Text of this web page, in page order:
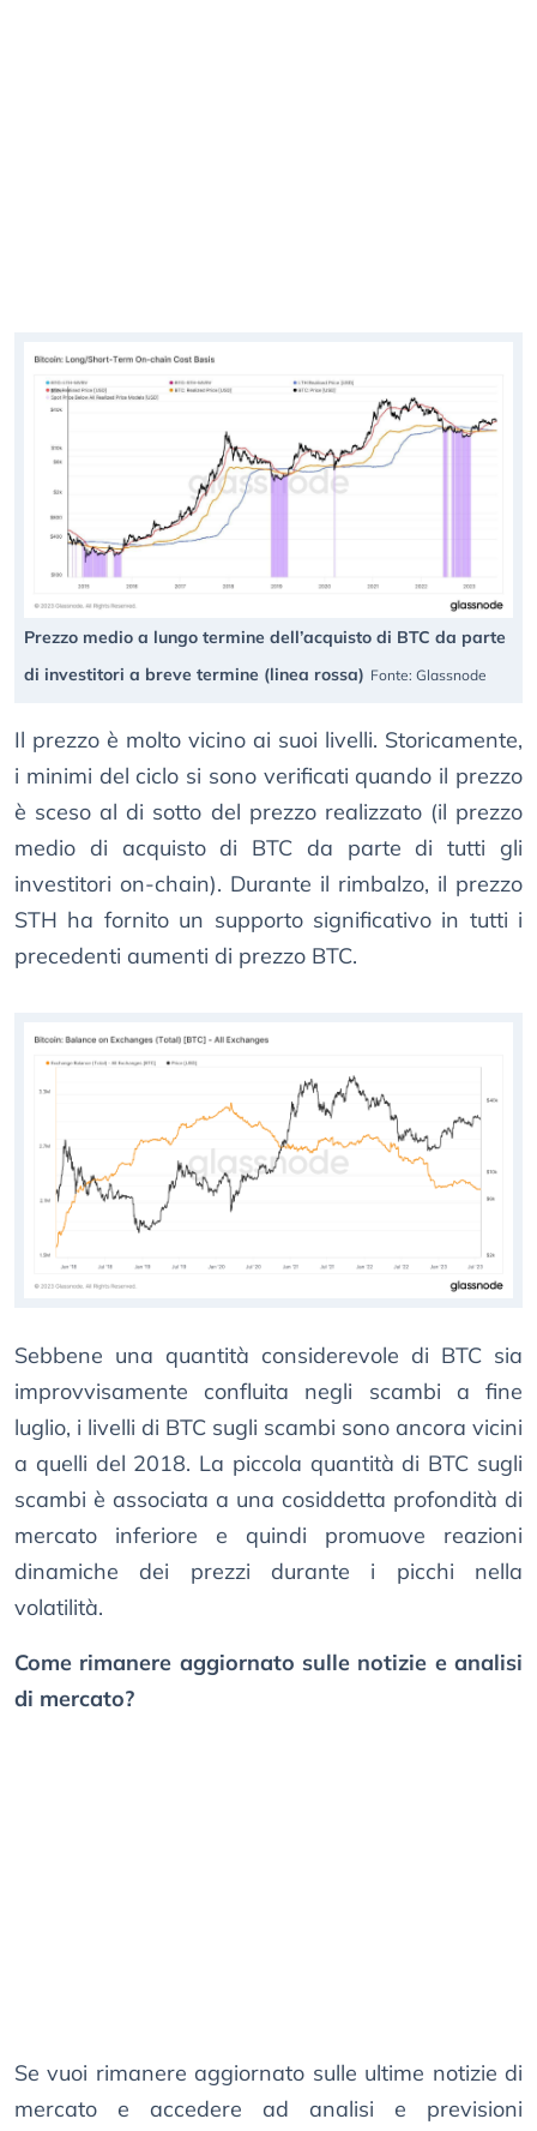
Prezzo medio a lungo termine dell’acquisto di BTC da parte
di investitori a breve termine (linea rossa) Fonte: Glassnode
Il prezzo è molto vicino ai suoi livelli. Storicamente,
i minimi del ciclo si sono verificati quando il prezzo
è sceso al di sotto del prezzo realizzato (il prezzo
medio di acquisto di BTC da parte di tutti gli
investitori on-chain). Durante il rimbalzo, il prezzo
STH ha fornito un supporto significativo in tutti i
precedenti aumenti di prezzo BTC.
Sebbene una quantità considerevole di BTC sia
improvvisamente confluita negli scambi a fine
luglio, i livelli di BTC sugli scambi sono ancora vicini
a quelli del 2018. La piccola quantità di BTC sugli
scambi è associata a una cosiddetta profondità di
mercato inferiore e quindi promuove reazioni
dinamiche dei prezzi durante i picchi nella
volatilità.
Come rimanere aggiornato sulle notizie e analisi
di mercato?
Se vuoi rimanere aggiornato sulle ultime notizie di
mercato e accedere ad analisi e previsioni